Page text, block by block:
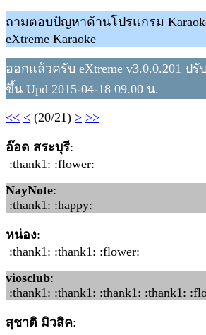
ถามตอบปัญหาด้านโปรแกรม
eXtreme Karaoke
ออกแล้วครับ eXtreme v3.0.0.201 ป
ขึ้น Upd 2015-04-18 09.00 น.
<< < (20/21) > >>
อ๊อด สระบุรี:
:thank1: :flower:
NayNote:
:thank1: :happy:
หน่อง:
:thank1: :thank1: :flower:
viosclub:
:thank1: :thank1: :thank1: :thank1:
สุชาติ มิวสิค: